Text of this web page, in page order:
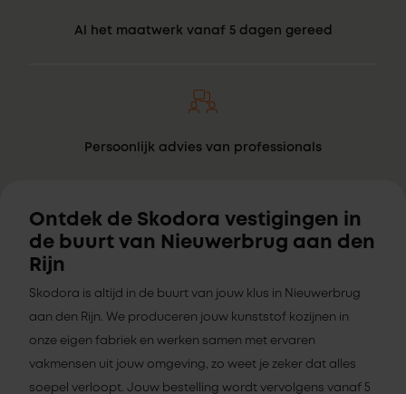
Al het maatwerk vanaf 5 dagen gereed
Persoonlijk advies van professionals
Ontdek de Skodora vestigingen in
de buurt van Nieuwerbrug aan den
Rijn
Skodora is altijd in de buurt van jouw klus in Nieuwerbrug
aan den Rijn. We produceren jouw kunststof kozijnen in
onze eigen fabriek en werken samen met ervaren
vakmensen uit jouw omgeving, zo weet je zeker dat alles
soepel verloopt. Jouw bestelling wordt vervolgens vanaf 5